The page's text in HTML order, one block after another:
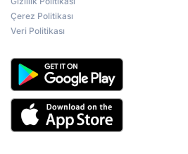
Çerez Politikası
Veri Politikası